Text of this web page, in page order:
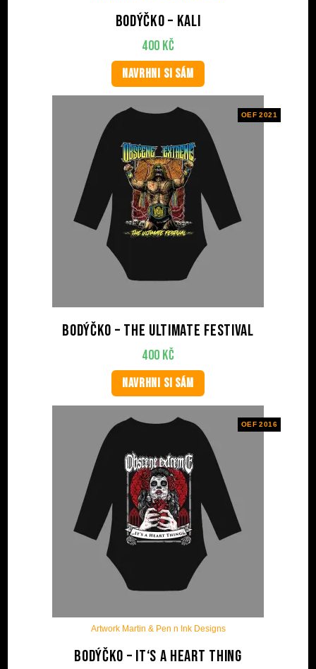
Bodýčko – Kali
400 Kč
NAVRHNI SI SÁM
OEF 2021
Bodýčko – The Ultimate Festival
400 Kč
NAVRHNI SI SÁM
OEF 2016
Artwork Martin & Pen n Ink Designs
Bodýčko – It‘s A Heart Thing